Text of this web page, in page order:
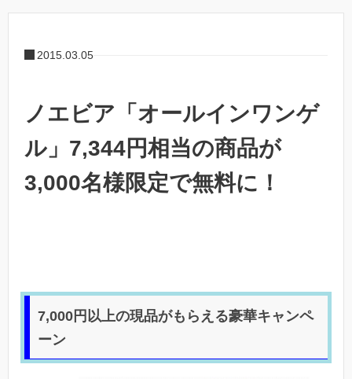
2015.03.05
ノエビア「オールインワンゲ
ル」7,344円相当の商品が
3,000名様限定で無料に！
7,000円以上の現品がもらえる豪華キャンペ
ーン